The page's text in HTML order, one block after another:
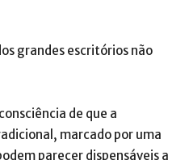
grandes escritórios não
de que a
marcado por uma
parecer dispensáveis a